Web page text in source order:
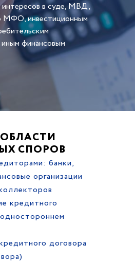
в суде, МВД,
МФО, инвестиционным
финансовым
СПОРОВ
банки,
организации
кредитного
договора